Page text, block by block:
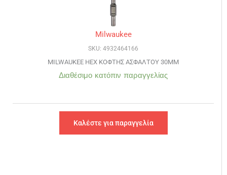
Milwaukee
SKU: 4932464166
MILWAUKEE HEX ΚΟΦΤΗΣ ΑΣΦΑΛΤΟΥ 30MM
Διαθέσιμο κατόπιν παραγγελίας
Καλέστε για παραγγελία